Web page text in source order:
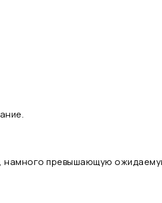
намного превышающую